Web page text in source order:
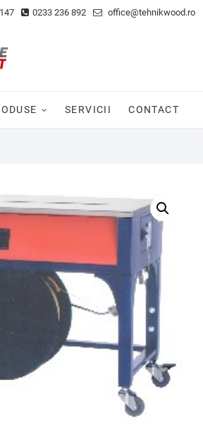
0233 236 892 office@tehnikwood.ro
SERVICII CONTACT